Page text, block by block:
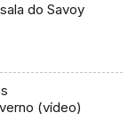
do Savoy
(vídeo)